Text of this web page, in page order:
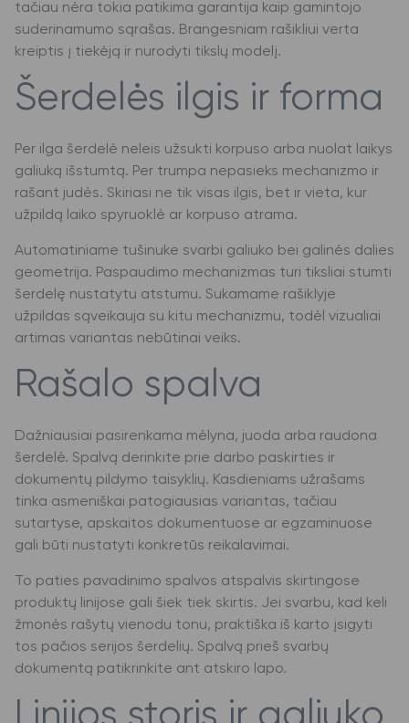
tačiau nėra tokia patikima garantija kaip gamintojo
suderinamumo sąrašas. Brangesniam rašikliui verta
kreiptis į tiekėją ir nurodyti tikslų modelį.
Šerdelės ilgis ir forma
Per ilga šerdelė neleis užsukti korpuso arba nuolat laikys
galiuką išstumtą. Per trumpa nepasieks mechanizmo ir
rašant judės. Skiriasi ne tik visas ilgis, bet ir vieta, kur
užpildą laiko spyruoklė ar korpuso atrama.
Automatiniame tušinuke svarbi galiuko bei galinės dalies
geometrija. Paspaudimo mechanizmas turi tiksliai stumti
šerdelę nustatytu atstumu. Sukamame rašiklyje
užpildas sąveikauja su kitu mechanizmu, todėl vizualiai
artimas variantas nebūtinai veiks.
Rašalo spalva
Dažniausiai pasirenkama mėlyna, juoda arba raudona
šerdelė. Spalvą derinkite prie darbo paskirties ir
dokumentų pildymo taisyklių. Kasdieniams užrašams
tinka asmeniškai patogiausias variantas, tačiau
sutartyse, apskaitos dokumentuose ar egzaminuose
gali būti nustatyti konkretūs reikalavimai.
To paties pavadinimo spalvos atspalvis skirtingose
produktų linijose gali šiek tiek skirtis. Jei svarbu, kad keli
žmonės rašytų vienodu tonu, praktiška iš karto įsigyti
tos pačios serijos šerdelių. Spalvą prieš svarbų
dokumentą patikrinkite ant atskiro lapo.